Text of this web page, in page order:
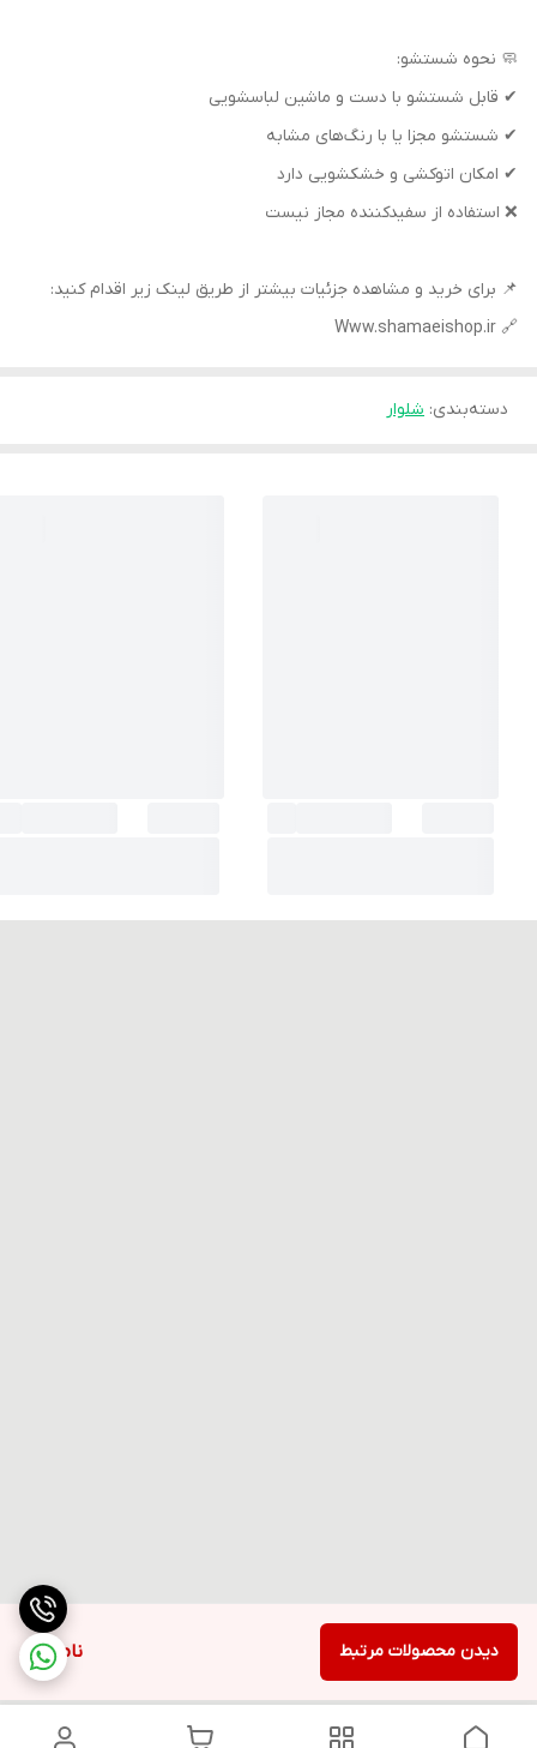
ناموجود دیدن محصولات مرتبط
🧼 نحوه شستشو:
✔ قابل شستشو با دست و ماشین لباسشویی
✔ شستشو مجزا یا با رنگ‌های مشابه
✔ امکان اتوکشی و خشکشویی دارد
❌ استفاده از سفیدکننده مجاز نیست
📌 برای خرید و مشاهده جزئیات بیشتر از طریق لینک زیر اقدام کنید:
🔗 Www.shamaeishop.ir
دسته‌بندی: شلوار